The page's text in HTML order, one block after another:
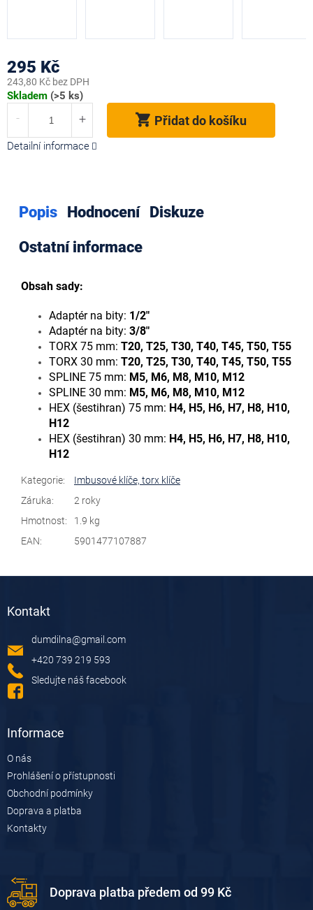
295 Kč
243,80 Kč bez DPH
Měrná
Skladem (>5 ks)
Přidat do košíku
Detailní informace
Popis Hodnocení
Diskuze
Ostatní informace
Obsah sady:
Adaptér na bity: 1/2"
Adaptér na bity: 3/8"
TORX 75 mm: T20, T25, T30, T40, T45, T50, T55
TORX 30 mm: T20, T25, T30, T40, T45, T50, T55
SPLINE 75 mm: M5, M6, M8, M10, M12
SPLINE 30 mm: M5, M6, M8, M10, M12
HEX (šestihran) 75 mm: H4, H5, H6, H7, H8, H10,
H12
HEX (šestihran) 30 mm: H4, H5, H6, H7, H8, H10,
H12
Kategorie:
Imbusové klíče, torx klíče
Záruka:
2 roky
Hmotnost:
1.9 kg
EAN: 5901477107887
Kontakt
dumdilna@gmail.com
+420 739 219 593
Sledujte náš facebook
Informace
O nás
Prohlášení o přístupnosti
Obchodní podmínky
Doprava a platba
Kontakty
Doprava platba předem od 99 Kč